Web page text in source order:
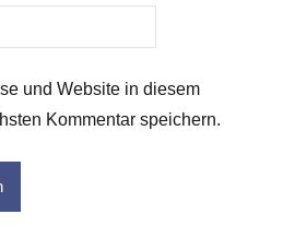
und Website in diesem
Kommentar speichern.